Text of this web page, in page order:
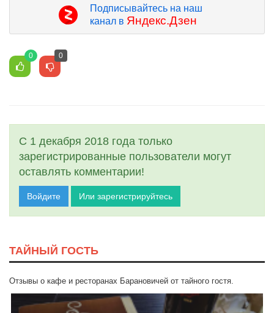
Подписывайтесь на наш
канал в Яндекс.Дзен
0 0
С 1 декабря 2018 года только
зарегистрированные пользователи могут
оставлять комментарии!
Войдите Или зарегистрируйтесь
ТАЙНЫЙ ГОСТЬ
Отзывы о кафе и ресторанах Барановичей от тайного гостя.